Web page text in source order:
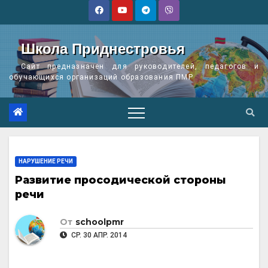
Школа Приднестровья
Сайт предназначен для руководителей, педагогов и
обучающихся организаций образования ПМР
НАРУШЕНИЕ РЕЧИ
Развитие просодической стороны
речи
От schoolpmr
СР. 30 АПР. 2014